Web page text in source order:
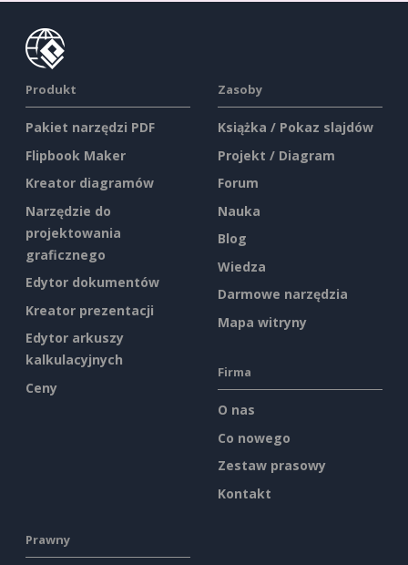
Produkt
Pakiet narzędzi PDF
Flipbook Maker
Kreator diagramów
Narzędzie do
projektowania
graficznego
Edytor dokumentów
Kreator prezentacji
Edytor arkuszy
kalkulacyjnych
Ceny
Zasoby
Książka / Pokaz slajdów
Projekt / Diagram
Forum
Nauka
Blog
Wiedza
Darmowe narzędzia
Mapa witryny
Firma
O nas
Co nowego
Zestaw prasowy
Kontakt
Prawny